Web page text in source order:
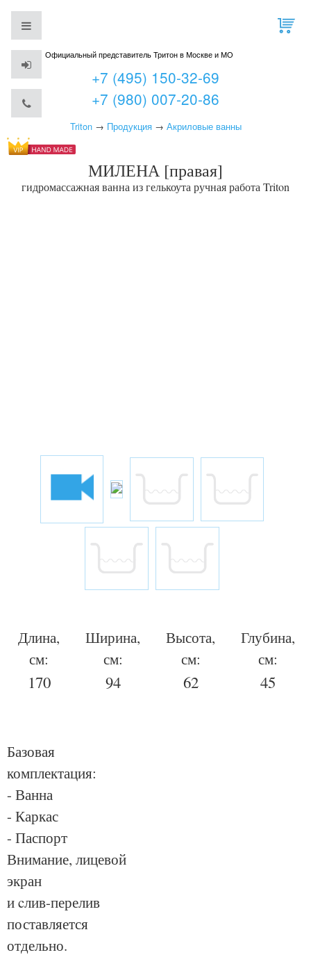
Официальный представитель Тритон в Москве и МО
+7 (495) 150-32-69
+7 (980) 007-20-86
Triton→ Продукция→ Акриловые ванны
МИЛЕНА [правая]
гидромассажная ванна из гелькоута ручная работа Triton
Длина,
см:
170
Ширина,
см:
94
Высота,
см:
62
Глубина,
см:
45
Базовая
комплектация:
- Ванна
- Каркас
- Паспорт
Внимание, лицевой
экран
и cлив-перелив
поставляется
отдельно.